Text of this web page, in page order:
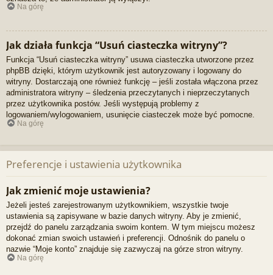
Na górę
Jak działa funkcja “Usuń ciasteczka witryny”?
Funkcja “Usuń ciasteczka witryny” usuwa ciasteczka utworzone przez
phpBB dzięki, którym użytkownik jest autoryzowany i logowany do
witryny. Dostarczają one również funkcję – jeśli została włączona przez
administratora witryny – śledzenia przeczytanych i nieprzeczytanych
przez użytkownika postów. Jeśli występują problemy z
logowaniem/wylogowaniem, usunięcie ciasteczek może być pomocne.
Na górę
Preferencje i ustawienia użytkownika
Jak zmienić moje ustawienia?
Jeżeli jesteś zarejestrowanym użytkownikiem, wszystkie twoje
ustawienia są zapisywane w bazie danych witryny. Aby je zmienić,
przejdź do panelu zarządzania swoim kontem. W tym miejscu możesz
dokonać zmian swoich ustawień i preferencji. Odnośnik do panelu o
nazwie “Moje konto” znajduje się zazwyczaj na górze stron witryny.
Na górę